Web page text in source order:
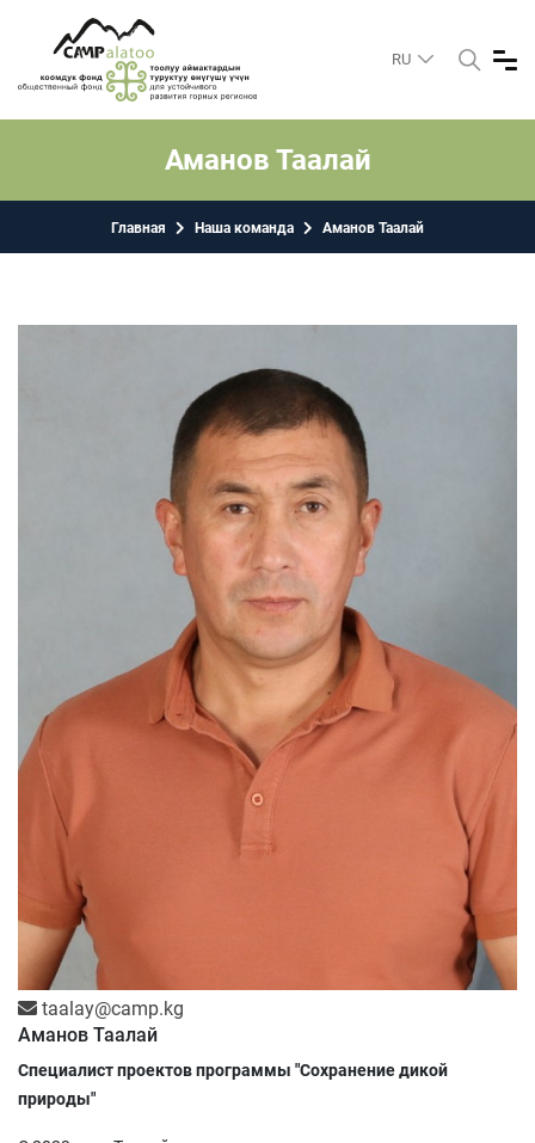
RU
Аманов Таалай
Главная Наша команда Аманов Таалай
taalay@camp.kg
Аманов Таалай
Специалист проектов программы "Сохранение дикой
природы"